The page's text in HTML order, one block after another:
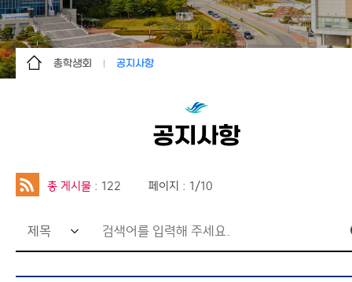
총학생회
H-Link
사이트맵
공지사항
회의록
공지사항
총 게시물 : 122 페이지 : 1/10